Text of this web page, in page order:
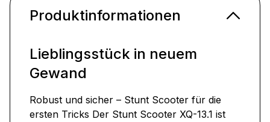
Produktinformationen
Lieblingsstück in neuem
Gewand
Robust und sicher – Stunt Scooter für die
ersten Tricks Der Stunt Scooter XQ-13.1 ist